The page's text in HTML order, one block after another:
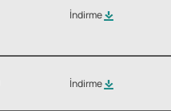
İndirme
İndirme